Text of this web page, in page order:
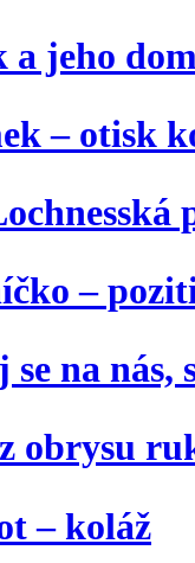
a jeho
– otisk
–
se na nás,
obrysu
– koláž